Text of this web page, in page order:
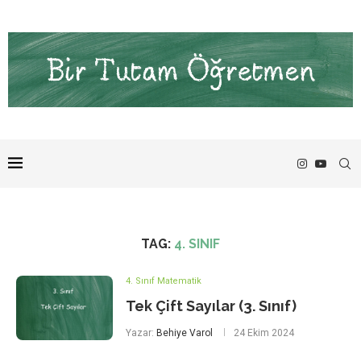
TAG: 4. SINIF
4. Sınıf Matematik
Tek Çift Sayılar (3. Sınıf)
Yazar: Behiye Varol 24 Ekim 2024